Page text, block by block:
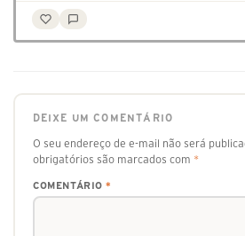
DEIXE UM COMENTÁRIO
O seu endereço de e-mail não será
obrigatórios são marcados com *
COMENTÁRIO *